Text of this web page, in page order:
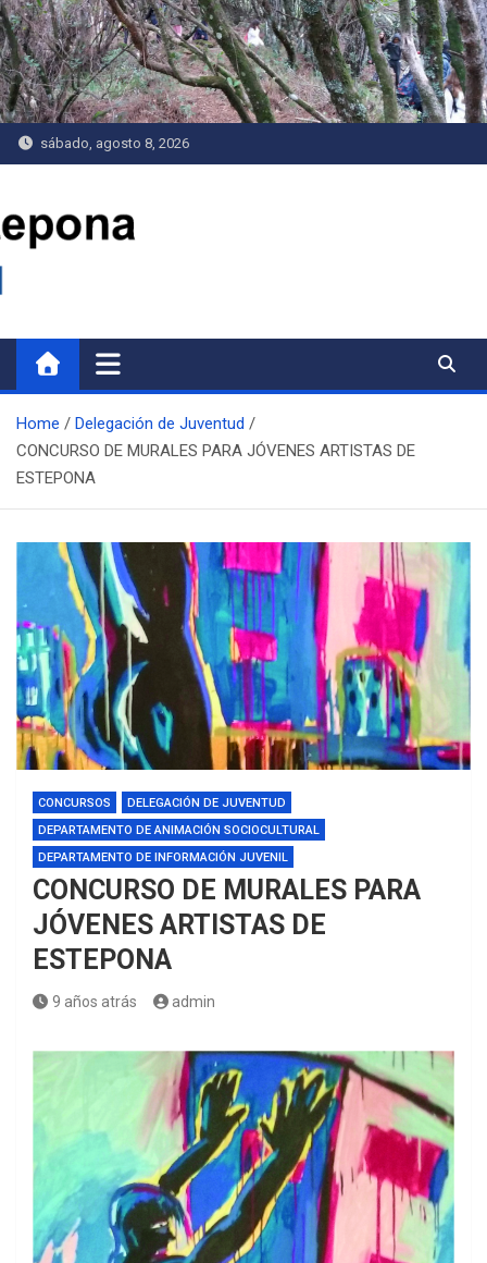
Saltar
al
contenido
sábado, agosto 8, 2026
Home
Delegación de Juventud
CONCURSO DE MURALES PARA JÓVENES ARTISTAS DE
ESTEPONA
CONCURSOS
DELEGACIÓN DE JUVENTUD
DEPARTAMENTO DE ANIMACIÓN SOCIOCULTURAL
DEPARTAMENTO DE INFORMACIÓN JUVENIL
CONCURSO DE MURALES PARA
JÓVENES ARTISTAS DE
ESTEPONA
9 años atrás admin